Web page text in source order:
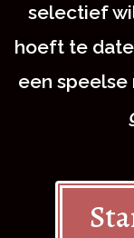
selectief
hoeft te
een